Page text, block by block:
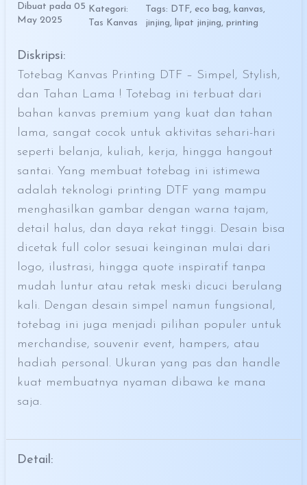
Dibuat pada 05
May 2025
Kategori:
Tas Kanvas
Tags: DTF, eco bag, kanvas,
jinjing, lipat jinjing, printing
Diskripsi:
Totebag Kanvas Printing DTF – Simpel, Stylish,
dan Tahan Lama ! Totebag ini terbuat dari
bahan kanvas premium yang kuat dan tahan
lama, sangat cocok untuk aktivitas sehari-hari
seperti belanja, kuliah, kerja, hingga hangout
santai. Yang membuat totebag ini istimewa
adalah teknologi printing DTF yang mampu
menghasilkan gambar dengan warna tajam,
detail halus, dan daya rekat tinggi. Desain bisa
dicetak full color sesuai keinginan mulai dari
logo, ilustrasi, hingga quote inspiratif tanpa
mudah luntur atau retak meski dicuci berulang
kali. Dengan desain simpel namun fungsional,
totebag ini juga menjadi pilihan populer untuk
merchandise, souvenir event, hampers, atau
hadiah personal. Ukuran yang pas dan handle
kuat membuatnya nyaman dibawa ke mana
saja.
Detail: